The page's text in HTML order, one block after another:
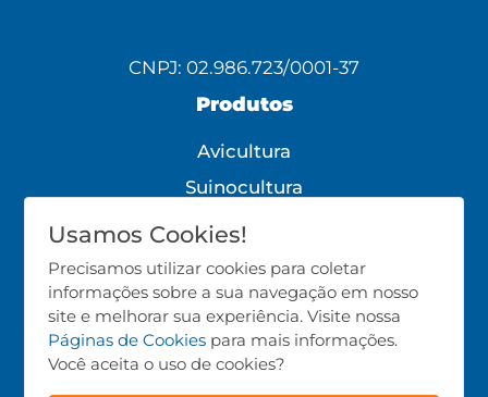
Usamos Cookies!
Precisamos utilizar cookies para coletar
informações sobre a sua navegação em nosso
site e melhorar sua experiência. Visite nossa
Páginas de Cookies para mais informações.
Você aceita o uso de cookies?
CNPJ: 02.986.723/0001-37
Produtos
Avicultura
Suinocultura
Bovinocultura
Todos os Produtos
Siga-nos!